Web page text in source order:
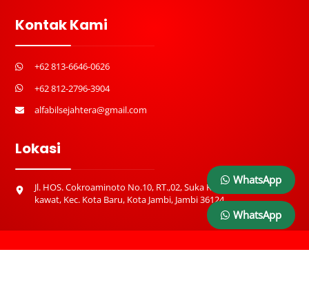
WhatsApp
WhatsApp
Kontak Kami
+62 813-6646-0626
+62 812-2796-3904
alfabilsejahtera@gmail.com
Lokasi
Jl. HOS. Cokroaminoto No.10, RT.,02, Suka Karya, simpang
kawat, Kec. Kota Baru, Kota Jambi, Jambi 36124